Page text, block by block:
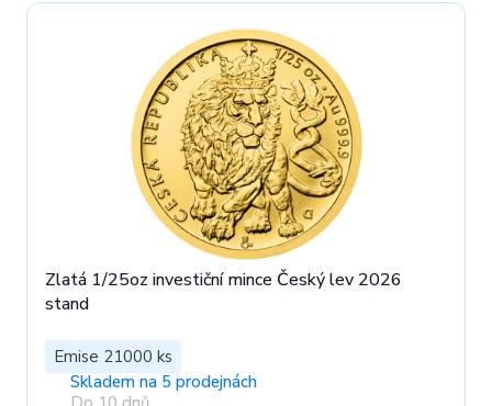
Zlatá 1/25oz investiční mince Český lev 2026
stand
Emise 21000 ks
Skladem na 5 prodejnách